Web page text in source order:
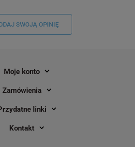
SWOJĄ OPINIĘ
Moje konto
Zamówienia
linki
Kontakt